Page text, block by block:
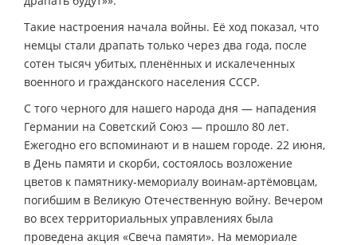
Такие настроения начала войны. Её ход показал, что
немцы стали драпать только через два года, после
сотен тысяч убитых, пленённых и искалеченных
военного и гражданского населения СССР.
С того черного для нашего народа дня — нападения
Германии на Советский Союз — прошло 80 лет.
Ежегодно его вспоминают и в нашем городе. 22 июня,
в День памяти и скорби, состоялось возложение
цветов к памятнику-мемориалу воинам-артёмовцам,
погибшим в Великую Отечественную войну. Вечером
во всех территориальных управлениях была
проведена акция «Свеча памяти». На мемориале